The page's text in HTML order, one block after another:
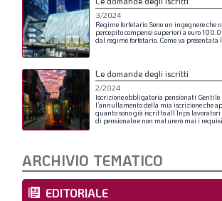
3/2024
Regime forfetario Sono un ingegnereche
percepitocompensi superiori a euro
dal regime forfetario. Comeva presentata
Le domande degli iscritti
2/2024
Iscrizioneobbligatoria pensionati Gentile
l’annullamentodella mia iscrizioneche
quantosonogià iscrittoall’Inps lavoratori
di pensionatoe non maturerò mai i
ARCHIVIO TEMATICO
EDITORIALE